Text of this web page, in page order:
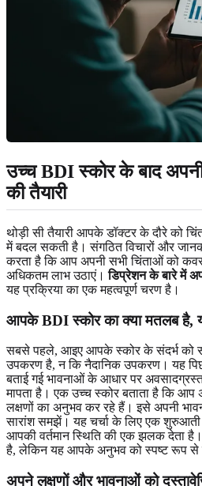
उच्च BDI स्कोर के बाद
की तैयारी
थोड़ी सी तैयारी आपके डॉक्टर के दौरे को
में बदल सकती है। संगठित विचारों और
करता है कि आप अपनी सभी चिंताओं को
अधिकतम लाभ उठाएं।डिप्रेशन के बारे में
यह प्रक्रिया का एक महत्वपूर्ण चरण है।
आपके BDI स्कोर का क्या मतलब है,
सबसे पहले, आइए आपके स्कोर के संदर्भ को
उपकरण है, न कि नैदानिक उपकरण। यह
बताई गई भावनाओं के आधार पर
मापता है। एक उच्च स्कोर बताता है कि आप
लक्षणों का अनुभव कर रहे हैं। इसे अपनी
सारांश समझें। यह चर्चा के लिए एक
आपकी वर्तमान स्थिति की एक झलक देता
है, लेकिन यह आपके अनुभव को स्पष्ट रूप से
अपने लक्षणों और भावनाओं को